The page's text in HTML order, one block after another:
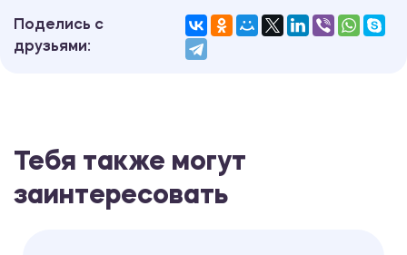
Поделись с
друзьями:
Тебя также могут
заинтересовать